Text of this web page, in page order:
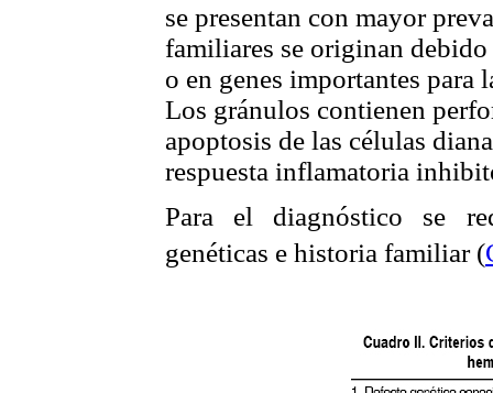
se presentan con mayor
familiares se originan
o en genes importantes
Los gránulos contienen
apoptosis de las células
respuesta inflamatoria
Para el diagnóstico se
genéticas e historia familiar (